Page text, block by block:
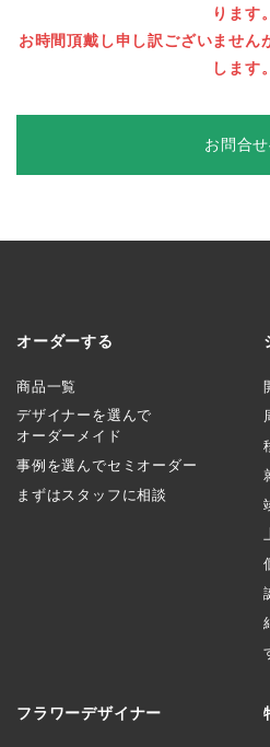
ります。
お時間頂戴し申し訳ございません
します。
お問合
オーダーする
商品一覧
デザイナーを選んで
オーダーメイド
事例を選んでセミオーダー
まずはスタッフに相談
フラワーデザイナー